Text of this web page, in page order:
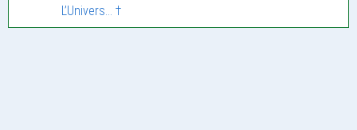
L’Univers… †